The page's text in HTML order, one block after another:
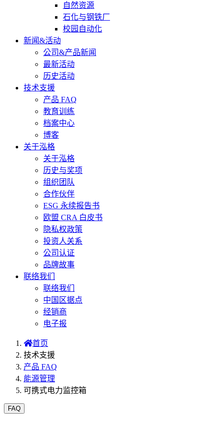
自然资源
石化与钢铁厂
校园自动化
新闻&活动
公司&产品新闻
最新活动
历史活动
技术支援
产品 FAQ
教育训练
档案中心
博客
关于泓格
关于泓格
历史与奖项
组织团队
合作伙伴
ESG 永续报告书
欧盟 CRA 白皮书
隐私权政策
投资人关系
公司认证
品牌故事
联络我们
联络我们
中国区据点
经销商
电子报
首页
技术支援
产品 FAQ
能源管理
可携式电力监控箱
FAQ